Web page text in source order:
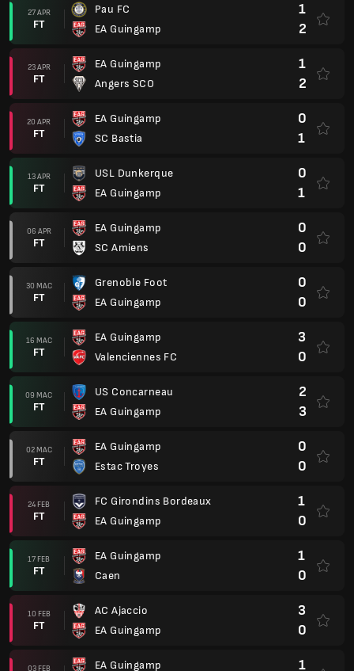
27 APR
FT
Pau FC
EA Guingamp
1
2
23 APR
FT
EA Guingamp
Angers SCO
1
2
20 APR
FT
EA Guingamp
SC Bastia
0
1
13 APR
FT
USL Dunkerque
EA Guingamp
0
1
06 APR
FT
EA Guingamp
SC Amiens
0
0
30 MAC
FT
Grenoble Foot
EA Guingamp
0
0
16 MAC
FT
EA Guingamp
Valenciennes FC
3
0
09 MAC
FT
US Concarneau
EA Guingamp
2
3
02 MAC
FT
EA Guingamp
Estac Troyes
0
0
24 FEB
FT
FC Girondins Bordeaux
EA Guingamp
1
0
17 FEB
FT
EA Guingamp
Caen
1
0
10 FEB
FT
AC Ajaccio
EA Guingamp
3
0
03 FEB EA Guingamp 1